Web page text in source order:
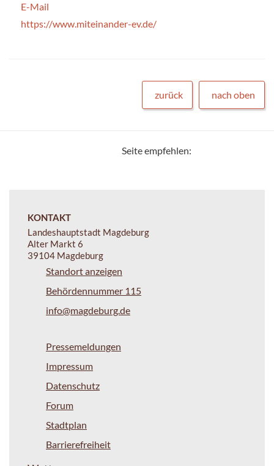
E-Mail
https://www.miteinander-ev.de/
zurück nach oben
Seite empfehlen:
KONTAKT
Landeshauptstadt Magdeburg
Alter Markt 6
39104 Magdeburg
Standort anzeigen
Behördennummer 115
info@magdeburg.de
Pressemeldungen
Impressum
Datenschutz
Forum
Stadtplan
Barrierefreiheit